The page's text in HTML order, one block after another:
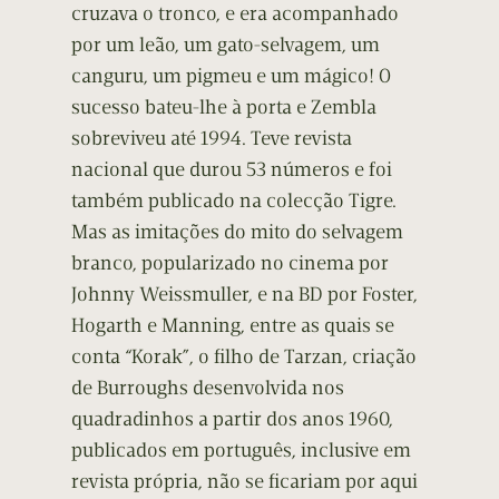
cruzava o tronco, e era acompanhado
por um leão, um gato-selvagem, um
canguru, um pigmeu e um mágico! O
sucesso bateu-lhe à porta e Zembla
sobreviveu até 1994. Teve revista
nacional que durou 53 números e foi
também publicado na colecção Tigre.
Mas as imitações do mito do selvagem
branco, popularizado no cinema por
Johnny Weissmuller, e na BD por Foster,
Hogarth e Manning, entre as quais se
conta “Korak”, o filho de Tarzan, criação
de Burroughs desenvolvida nos
quadradinhos a partir dos anos 1960,
publicados em português, inclusive em
revista própria, não se ficariam por aqui